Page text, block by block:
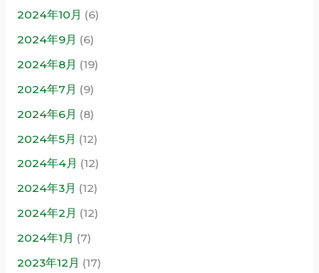
2024年10月 (6)
2024年9月 (6)
2024年8月 (19)
2024年7月 (9)
2024年6月 (8)
2024年5月 (12)
2024年4月 (12)
2024年3月 (12)
2024年2月 (12)
2024年1月 (7)
2023年12月 (17)